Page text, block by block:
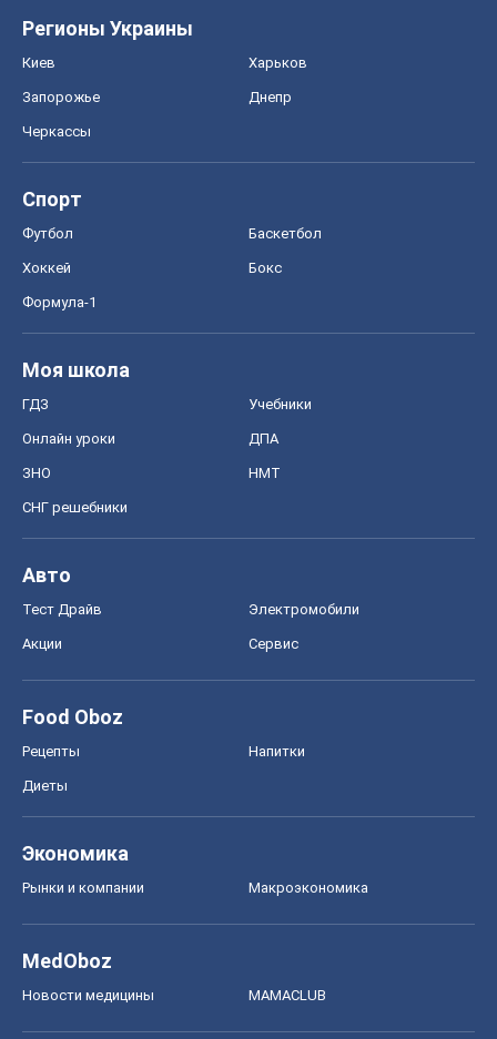
Регионы Украины
Киев Харьков
Запорожье Днепр
Черкассы
Спорт
Футбол Баскетбол
Хоккей Бокс
Формула-1
Моя школа
ГДЗ Учебники
Онлайн уроки ДПА
ЗНО НМТ
СНГ решебники
Авто
Тест Драйв Электромобили
Акции Сервис
Food Oboz
Рецепты Напитки
Диеты
Экономика
Рынки и компании Mакроэкономика
MedOboz
Новости медицины MAMACLUB